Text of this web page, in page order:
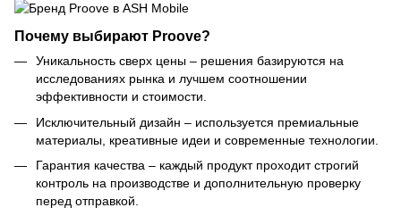
Почему выбирают Proove?
Уникальность сверх цены – решения базируются на
исследованиях рынка и лучшем соотношении
эффективности и стоимости.
Исключительный дизайн – используется премиальные
материалы, креативные идеи и современные технологии.
Гарантия качества – каждый продукт проходит строгий
контроль на производстве и дополнительную проверку
перед отправкой.